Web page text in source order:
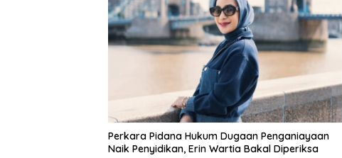
Perkara Pidana Hukum Dugaan Penganiayaan
Naik Penyidikan, Erin Wartia Bakal Diperiksa